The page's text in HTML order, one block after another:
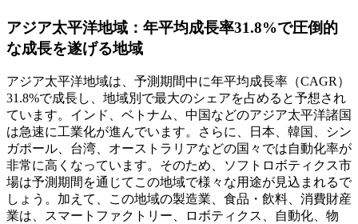
アジア太平洋地域：年平均成長率31.8%で圧倒的
な成長を遂げる地域
アジア太平洋地域は、予測期間中に年平均成長率（CAGR）
31.8%で成長し、地域別で最大のシェアを占めると予想され
ています。インド、ベトナム、中国などのアジア太平洋諸国
は急速に工業化が進んでいます。さらに、日本、韓国、シン
ガポール、台湾、オーストラリアなどの国々では自動化率が
非常に高くなっています。そのため、ソフトロボティクス市
場は予測期間を通じてこの地域で様々な用途が見込まれるで
しょう。加えて、この地域の製造業、食品・飲料、消費財産
業は、スマートファクトリー、ロボティクス、自動化、物